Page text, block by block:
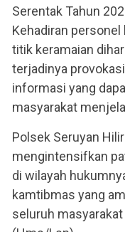
Serentak Tahun
Kehadiran
titik keramaian
terjadinya
informasi yang
masyarakat
Polsek Seruyan
mengintensifkan
di wilayah
kamtibmas yang
seluruh